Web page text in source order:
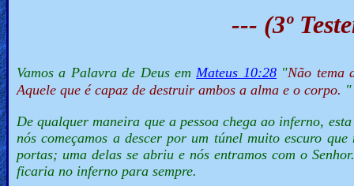
--- (3º
Vamos a Palavra de Deus em Mateus 10:28"Não tema
Aquele que é capaz de destruir ambos a alma e o corpo. "
De qualquer maneira que a pessoa chega ao inferno,
nós começamos a descer por um túnel muito escuro
portas; uma delas se abriu e nós entramos com o
ficaria no inferno para sempre.